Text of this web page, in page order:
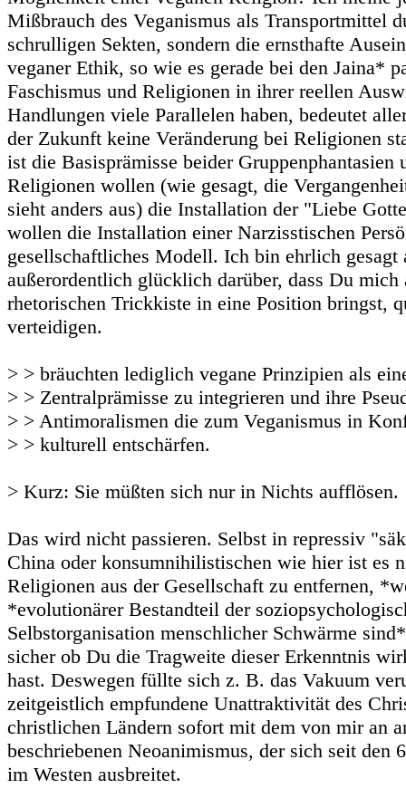
Mißbrauch des Veganismus als Transportmittel
schrulligen Sekten, sondern die ernsthafte
veganer Ethik, so wie es gerade bei den Jaina*
Faschismus und Religionen in ihrer reellen
Handlungen viele Parallelen haben, bedeutet
der Zukunft keine Veränderung bei Religionen
ist die Basisprämisse beider Gruppenphantasien
Religionen wollen (wie gesagt, die
sieht anders aus) die Installation der "Liebe
wollen die Installation einer Narzisstischen
gesellschaftliches Modell. Ich bin ehrlich gesagt
außerordentlich glücklich darüber, dass Du
rhetorischen Trickkiste in eine Position bringst,
verteidigen.
> > bräuchten lediglich vegane Prinzipien als
> > Zentralprämisse zu integrieren und ihre
> > Antimoralismen die zum Veganismus in
> > kulturell entschärfen.
> Kurz: Sie müßten sich nur in Nichts aufflösen.
Das wird nicht passieren. Selbst in repressiv
China oder konsumnihilistischen wie hier ist es
Religionen aus der Gesellschaft zu entfernen,
*evolutionärer Bestandteil der
Selbstorganisation menschlicher Schwärme
sicher ob Du die Tragweite dieser Erkenntnis
hast. Deswegen füllte sich z. B. das Vakuum
zeitgeistlich empfundene Unattraktivität des
christlichen Ländern sofort mit dem von mir an
beschriebenen Neoanimismus, der sich seit den
im Westen ausbreitet.